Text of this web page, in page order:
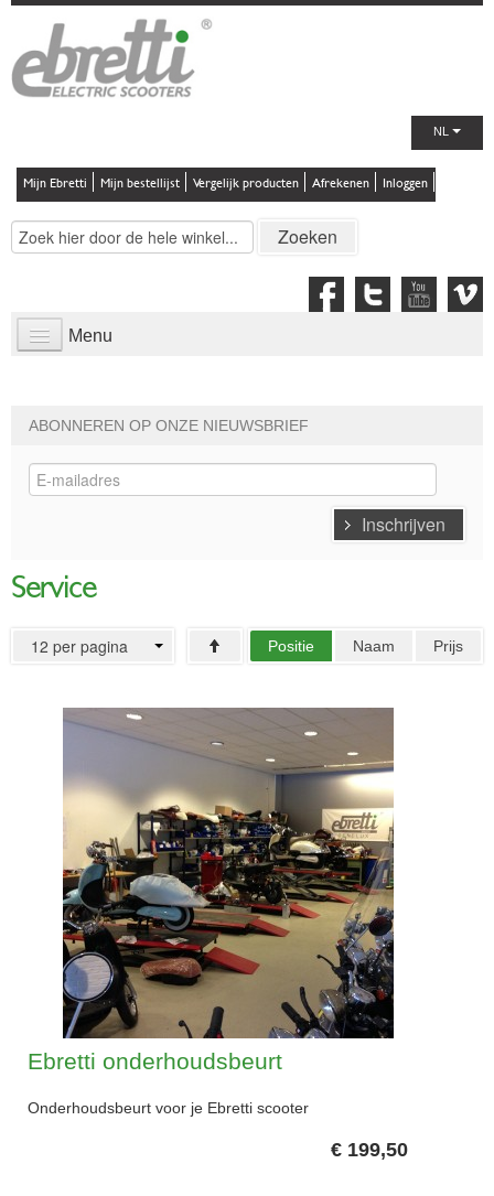
NL
Mijn Ebretti Mijn bestellijst Vergelijk producten Afrekenen Inloggen
Zoeken
Menu
STORE
Accessoires
Dealer locator
SERVICE
Aflevering
Financiering
Service en Onderhoud
Garantie
INFORMATIE
Over Ebretti
Contact
Veelgestelde vragen (faq)
ZAKELIJK
ABONNEREN OP ONZE NIEUWSBRIEF
Inschrijven
Service
12 per pagina Positie Naam Prijs
Ebretti onderhoudsbeurt
Onderhoudsbeurt voor je Ebretti scooter
€ 199,50